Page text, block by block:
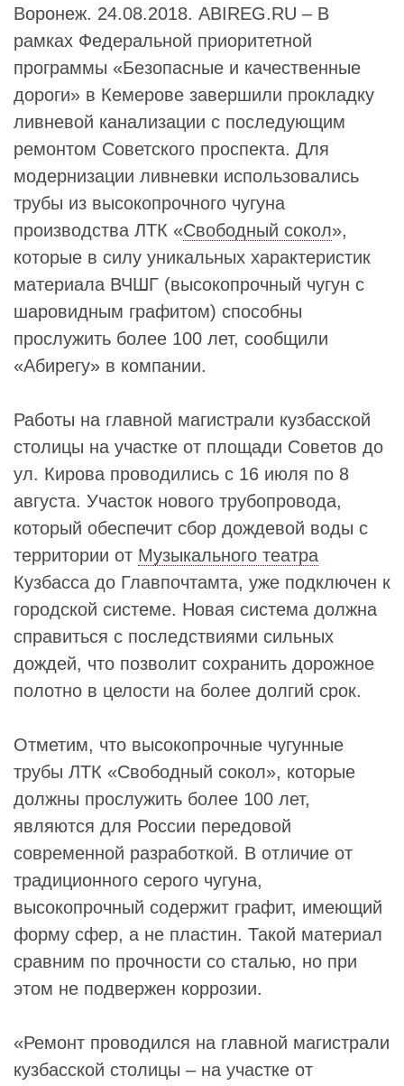
Воронеж. 24.08.2018. ABIREG.RU – В
рамках Федеральной приоритетной
программы «Безопасные и качественные
дороги» в Кемерове завершили прокладку
ливневой канализации с последующим
ремонтом Советского проспекта. Для
модернизации ливневки использовались
трубы из высокопрочного чугуна
производства ЛТК «Свободный сокол»,
которые в силу уникальных характеристик
материала ВЧШГ (высокопрочный чугун с
шаровидным графитом) способны
прослужить более 100 лет, сообщили
«Абирегу» в компании.
Работы на главной магистрали кузбасской
столицы на участке от площади Советов до
ул. Кирова проводились с 16 июля по 8
августа. Участок нового трубопровода,
который обеспечит сбор дождевой воды с
территории от Музыкального театра
Кузбасса до Главпочтамта, уже подключен к
городской системе. Новая система должна
справиться с последствиями сильных
дождей, что позволит сохранить дорожное
полотно в целости на более долгий срок.
Отметим, что высокопрочные чугунные
трубы ЛТК «Свободный сокол», которые
должны прослужить более 100 лет,
являются для России передовой
современной разработкой. В отличие от
традиционного серого чугуна,
высокопрочный содержит графит, имеющий
форму сфер, а не пластин. Такой материал
сравним по прочности со сталью, но при
этом не подвержен коррозии.
«Ремонт проводился на главной магистрали
кузбасской столицы – на участке от